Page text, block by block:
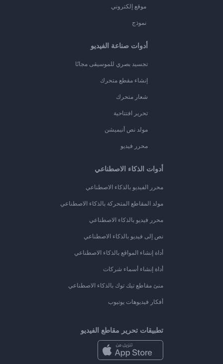
موقع إلكتروني
نموذج
أدوات صناعة الفيديو
تجسيد بصري للموسيقى مجانًا
إنشاء مقطع متحرك
شعار متحرك
تحرير افتتاحية
مولد نص أنيميشن
محرر فيديو
أدوات الذكاء الاصطناعي
محرر الفيديو بالذكاء الاصطناعي
مولد المقاطع المتحركة بالذكاء الاصطناعي
محرر فيديو بالذكاء الاصطناعي
نص إلى فيديو بالذكاء الاصطناعي
أداة إنشاء المواقع بالذكاء الاصطناعي
أداة إنشاء أسماء شركات
منئ مقاطع تيك توك بالذكاء الاصطناعي
أفكار فيديوهات يوتيوب
تطبيقات تحرير مقاطع الفيديو